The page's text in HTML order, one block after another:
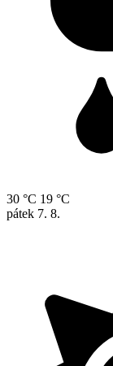
30 °C 19 °C
pátek 7. 8.